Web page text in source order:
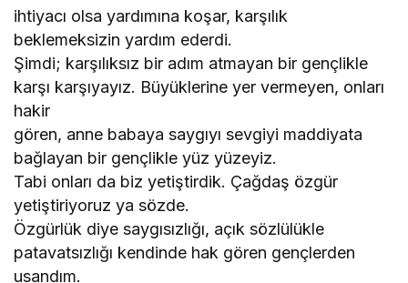
ihtiyacı olsa yardımına koşar, karşılık
beklemeksizin yardım ederdi.
Şimdi; karşılıksız bir adım atmayan bir gençlikle
karşı karşıyayız. Büyüklerine yer vermeyen, onları
hakir
gören, anne babaya saygıyı sevgiyi maddiyata
bağlayan bir gençlikle yüz yüzeyiz.
Tabi onları da biz yetiştirdik. Çağdaş özgür
yetiştiriyoruz ya sözde.
Özgürlük diye saygısızlığı, açık sözlülükle
patavatsızlığı kendinde hak gören gençlerden
usandım.